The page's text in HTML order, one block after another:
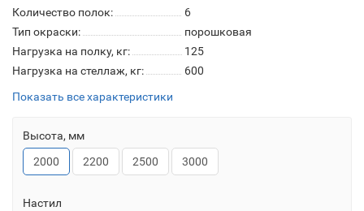
Количество полок:
6
Тип окраски:
порошковая
Нагрузка на полку, кг:
125
Нагрузка на стеллаж, кг:
600
Показать все характеристики
Высота, мм
2000
2200 2500 3000
Настил